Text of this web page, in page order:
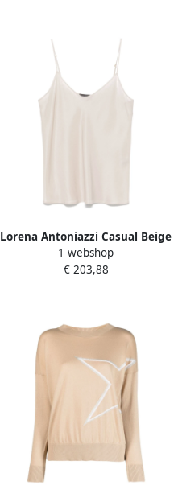
Lorena Antoniazzi Casual Beige
Tank Top Beige Dames
1 webshop
€ 203,88